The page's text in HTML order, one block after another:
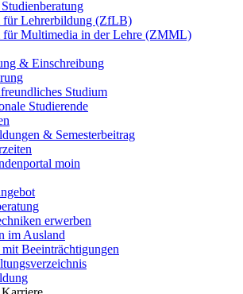
für Lehrerbildung (ZfLB)
für Multimedia in der Lehre (ZMML)
& Einschreibung
Studium
Studierende
& Semesterbeitrag
moin
erwerben
im Ausland
Beeinträchtigungen